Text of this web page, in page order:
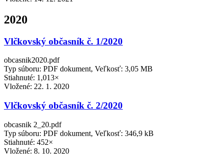
2020
Vlčkovský občasník č. 1/2020
obcasnik2020.pdf
Typ súboru: PDF dokument, Veľkosť: 3,05 MB
Stiahnuté: 1,013×
Vložené: 22. 1. 2020
Vlčkovský občasník č. 2/2020
obcasnik 2_20.pdf
Typ súboru: PDF dokument, Veľkosť: 346,9 kB
Stiahnuté: 452×
Vložené: 8. 10. 2020